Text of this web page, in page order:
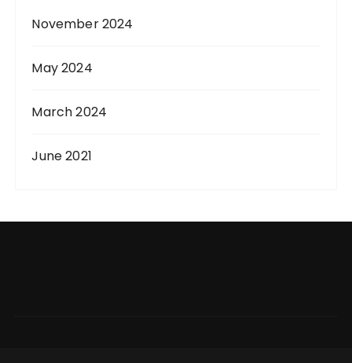
November 2024
May 2024
March 2024
June 2021